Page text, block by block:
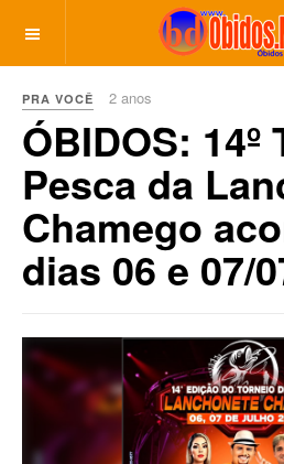
PRA VOCÊ 2 anos
ÓBIDOS: 14º
Pesca da
Chamego
dias 06 e 07/